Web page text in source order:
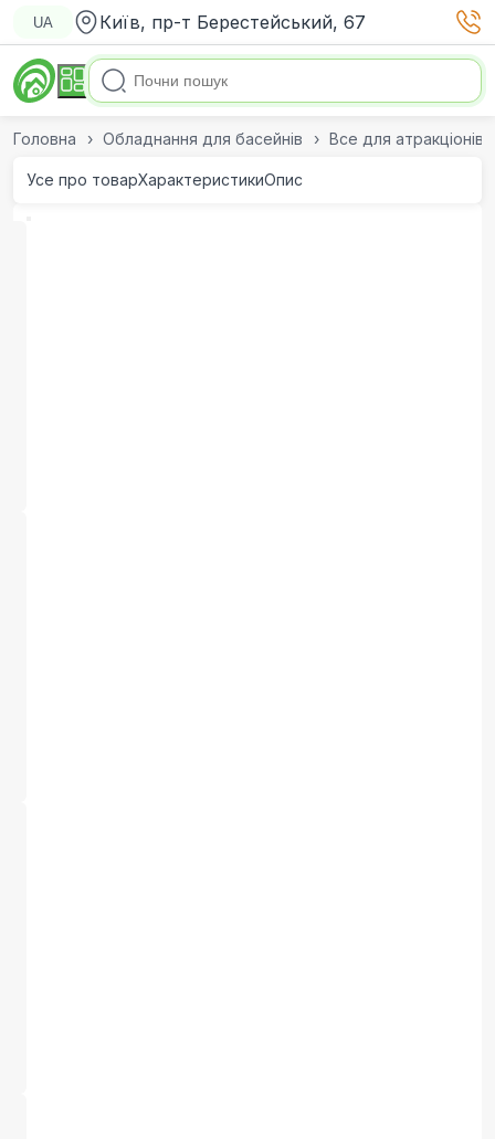
UA Київ, пр-т Берестейський, 67
Головна Обладнання для басейнів Все для атракціонів
Усе про товарХарактеристикиОпис